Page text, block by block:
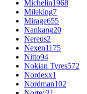
Michelin1968
Mileking7
Mirage655
Nankang20
Nereus2
Nexen1175
Nitto94
Nokian Tyres572
Nordexx1
Nordman102